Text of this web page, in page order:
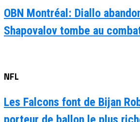
OBN Montréal: Diallo
Shapovalov tombe au
NFL
Les Falcons font de Bijan